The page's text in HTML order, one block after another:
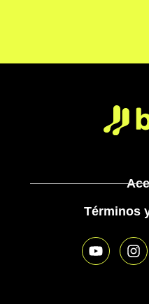
Términos